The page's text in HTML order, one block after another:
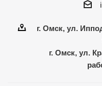
г. Омск, ул.
г. Омск, ул.